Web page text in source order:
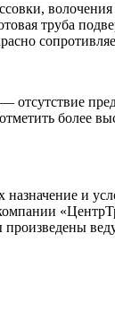
труба
более
и
произведены